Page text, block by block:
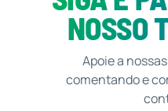
NOSSO
Apoie a
comentando e